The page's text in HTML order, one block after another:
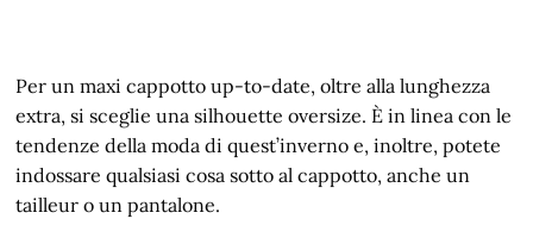
Per un maxi cappotto up-to-date, oltre alla lunghezza
extra, si sceglie una silhouette oversize. È in linea con le
tendenze della moda di quest’inverno e, inoltre, potete
indossare qualsiasi cosa sotto al cappotto, anche un
tailleur o un pantalone.